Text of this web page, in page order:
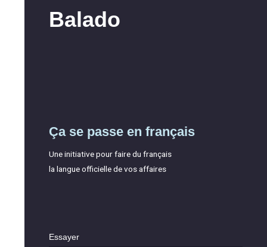
Balado
Ça se passe en français
Une initiative pour faire du français
la langue officielle de vos affaires
Essayer